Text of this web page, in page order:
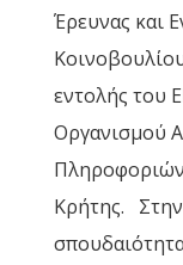
Έρευνας και
εντολής του
Οργανισμού
Κρήτης. Στην